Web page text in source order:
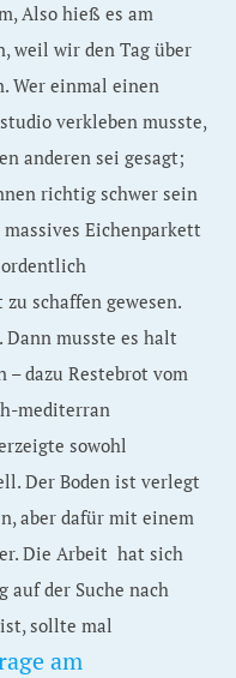
Also hieß es am
weil wir den Tag über
Wer einmal einen
verkleben musste,
anderen sei gesagt;
richtig schwer sein
Eichenparkett
schaffen gewesen.
musste es halt
– dazu Restebrot vom
mediterran
sowohl
Der Boden ist verlegt
aber dafür mit einem
Die Arbeit hat sich
auf der Suche nach
sollte mal
am